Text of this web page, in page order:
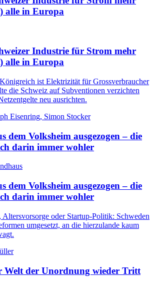
alle in Europa
Industrie für Strom mehr
alle in Europa
ist Elektrizität für Grossverbraucher
die Schweiz auf Subventionen verzichten
neu ausrichten.
Eisenring, Simon Stocker
dem Volksheim ausgezogen – die
darin immer wohler
dem Volksheim ausgezogen – die
darin immer wohler
Altersvorsorge oder Startup-Politik: Schweden
umgesetzt, an die hierzulande kaum
Welt der Unordnung wieder Tritt